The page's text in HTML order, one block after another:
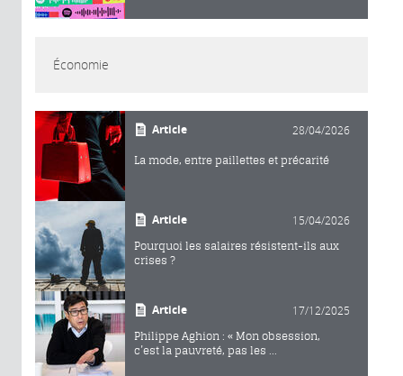
Économie
Article 28/04/2026
La mode, entre paillettes et précarité
Article 15/04/2026
Pourquoi les salaires résistent-ils aux
crises ?
Article 17/12/2025
Philippe Aghion : « Mon obsession,
c’est la pauvreté, pas les ...